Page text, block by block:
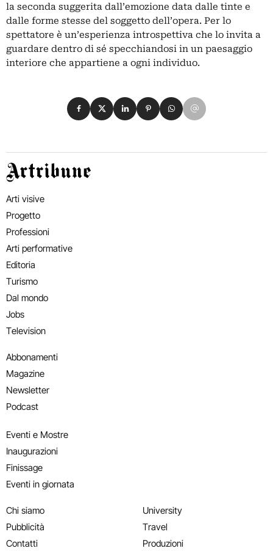
la seconda suggerita dall’emozione data dalle tinte e
dalle forme stesse del soggetto dell’opera. Per lo
spettatore è un’esperienza introspettiva che lo invita a
guardare dentro di sé specchiandosi in un paesaggio
interiore che appartiene a ogni individuo.
Condividi su Facebook
Condividi su X
Condividi su LinkedIn
Condividi su Pinterest
Condividi su WhatsApp
Condividi su Email
Artribune
Arti visive
Progetto
Professioni
Arti performative
Editoria
Turismo
Dal mondo
Jobs
Television
Abbonamenti
Magazine
Newsletter
Podcast
Eventi e Mostre
Inaugurazioni
Finissage
Eventi in giornata
Chi siamo
Pubblicità
Contatti
University
Travel
Produzioni